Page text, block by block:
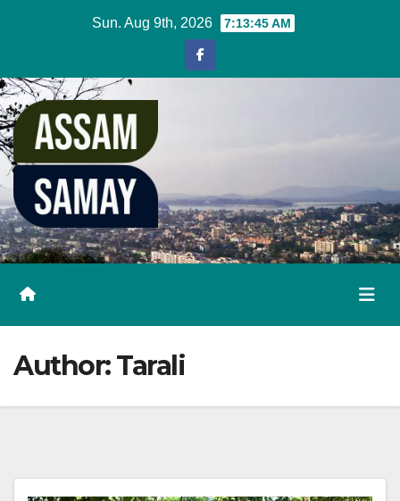
Sun. Aug 9th, 2026 7:13:46 AM
Author:Tarali